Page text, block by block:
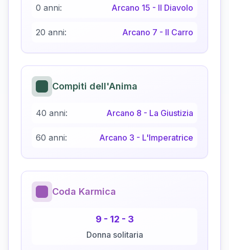
0 anni: Arcano 15 - Il Diavolo
20 anni: Arcano 7 - Il Carro
Compiti dell'Anima
40 anni: Arcano 8 - La Giustizia
60 anni: Arcano 3 - L'Imperatrice
Coda Karmica
9 - 12 - 3
Donna solitaria